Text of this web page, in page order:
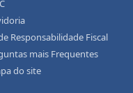
Responsabilidade Fiscal
mais Frequentes
do site